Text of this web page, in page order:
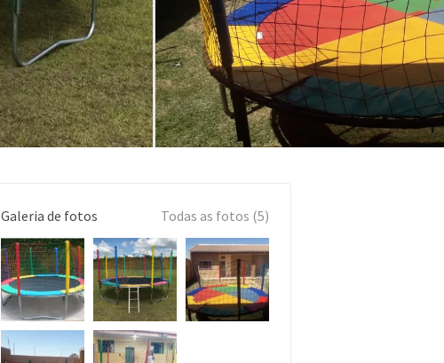
Galeria de fotos Todas as fotos (5)